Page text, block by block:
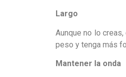
Largo
Aunque no lo
peso y tenga más
Mantener la onda